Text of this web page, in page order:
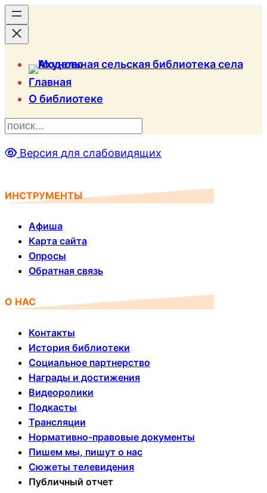
Главная
О библиотеке
П
и
к
Версия для слабовидящих
ИНСТРУМЕНТЫ
Афиша
Карта сайта
Опросы
Обратная связь
О НАС
Контакты
История библиотеки
Социальное партнерство
Награды и достижения
Видеоролики
Подкасты
Трансляции
Нормативно-правовые документы
Пишем мы, пишут о нас
Сюжеты телевидения
Публичный отчет